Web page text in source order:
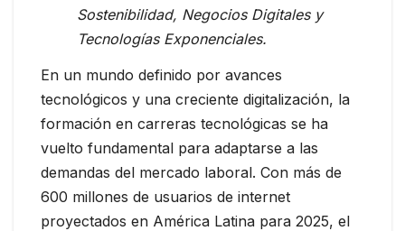
Sostenibilidad, Negocios Digitales y
Tecnologías Exponenciales.
En un mundo definido por avances
tecnológicos y una creciente digitalización, la
formación en carreras tecnológicas se ha
vuelto fundamental para adaptarse a las
demandas del mercado laboral. Con más de
600 millones de usuarios de internet
proyectados en América Latina para 2025, el